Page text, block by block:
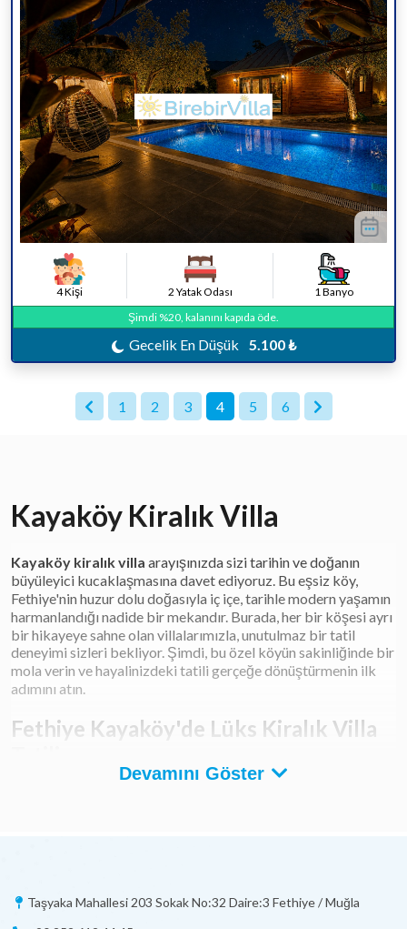
4 Kişi 2 Yatak Odası
1 Banyo
Şimdi %20, kalanını kapıda öde.
Gecelik En Düşük 5.100 ₺
1 2 3 4 5 6
Kayaköy Kiralık Villa
Kayaköy kiralık villa arayışınızda sizi tarihin ve doğanın
büyüleyici kucaklaşmasına davet ediyoruz. Bu eşsiz köy,
Fethiye'nin huzur dolu doğasıyla iç içe, tarihle modern yaşamın
harmanlandığı nadide bir mekandır. Burada, her bir köşesi ayrı
bir hikayeye sahne olan villalarımızla, unutulmaz bir tatil
deneyimi sizleri bekliyor. Şimdi, bu özel köyün sakinliğinde bir
mola verin ve hayalinizdeki tatili gerçeğe dönüştürmenin ilk
adımını atın.
Fethiye Kayaköy'de Lüks Kiralık Villa
sizlere özel havuzları, geniş bahçeleri ve muhteşem
Devamını Göster
Taşyaka Mahallesi 203 Sokak No:32 Daire:3 Fethiye / Muğla